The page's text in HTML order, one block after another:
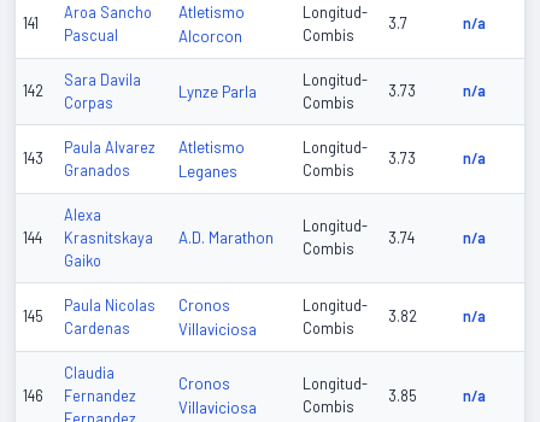
141
Aroa Sancho
Pascual
Atletismo
Alcorcon
Longitud-
Combis
3.7 n/a
142
Sara Davila
Corpas
Lynze Parla
Longitud-
Combis
3.73 n/a
143
Paula Alvarez
Granados
Atletismo
Leganes
Longitud-
Combis
3.73 n/a
144
Alexa
Krasnitskaya
Gaiko
A.D. Marathon
Longitud-
Combis
3.74 n/a
145
Paula Nicolas
Cardenas
Cronos
Villaviciosa
Longitud-
Combis
3.82 n/a
146
Claudia
Fernandez
Cronos
Villaviciosa
Longitud-
Combis
3.85 n/a